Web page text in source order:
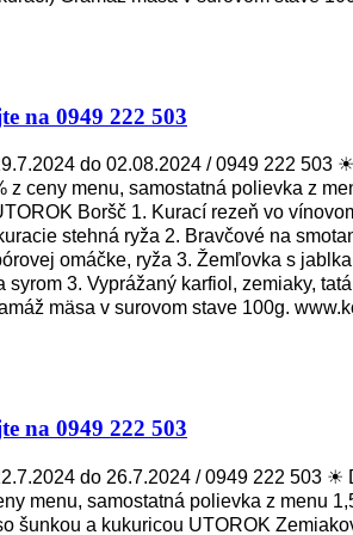
na 0949 222 503
do 02.08.2024 / 0949 222 503
z ceny menu, samostatná polievka z
Boršč 1. Kurací rezeň vo
stehná ryža 2. Bravčové na
omáčke, ryža 3. Žemľovka s
syrom 3. Vyprážaný karfiol, zemiaky,
mäsa v surovom stave 100g.
na 0949 222 503
do 26.7.2024 / 0949 222 503
menu, samostatná polievka z menu
šunkou a kukuricou UTOROK